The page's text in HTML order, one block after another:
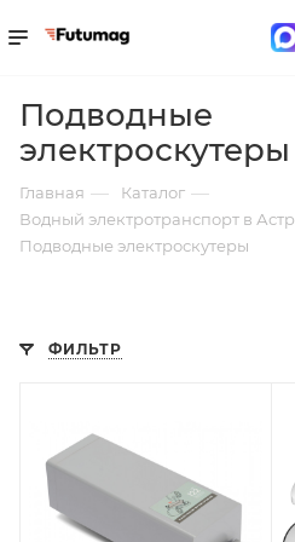
Подводные
электроскутеры
Главная — Каталог —
Водный электротранспорт в
Подводные электроскутеры
ФИЛЬТР